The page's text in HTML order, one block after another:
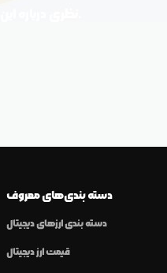
دسته بندی‌های معروف
دسته بندی ارزهای دیجیتال
قیمت ارز دیجیتال